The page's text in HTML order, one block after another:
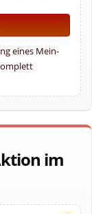
eines Mein-
im